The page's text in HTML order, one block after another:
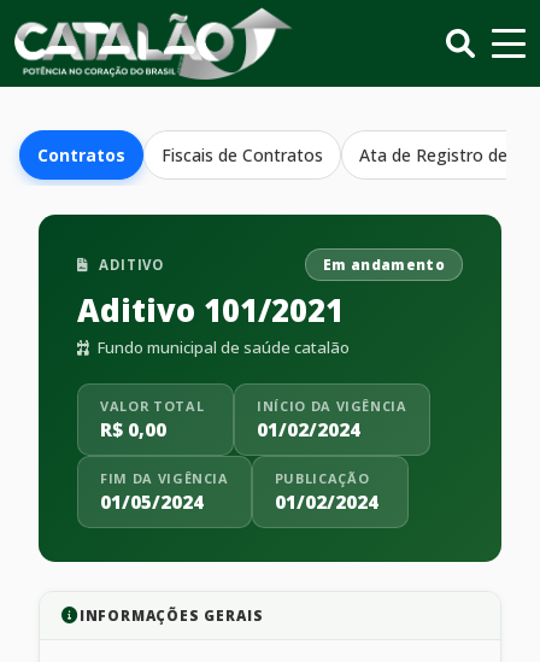
Contratos Fiscais de Contratos Ata de Registro de
ADITIVO Em andamento
Aditivo 101/2021
Fundo municipal de saúde catalão
VALOR TOTAL
R$ 0,00
INÍCIO DA VIGÊNCIA
01/02/2024
FIM DA VIGÊNCIA
01/05/2024
PUBLICAÇÃO
01/02/2024
INFORMAÇÕES GERAIS